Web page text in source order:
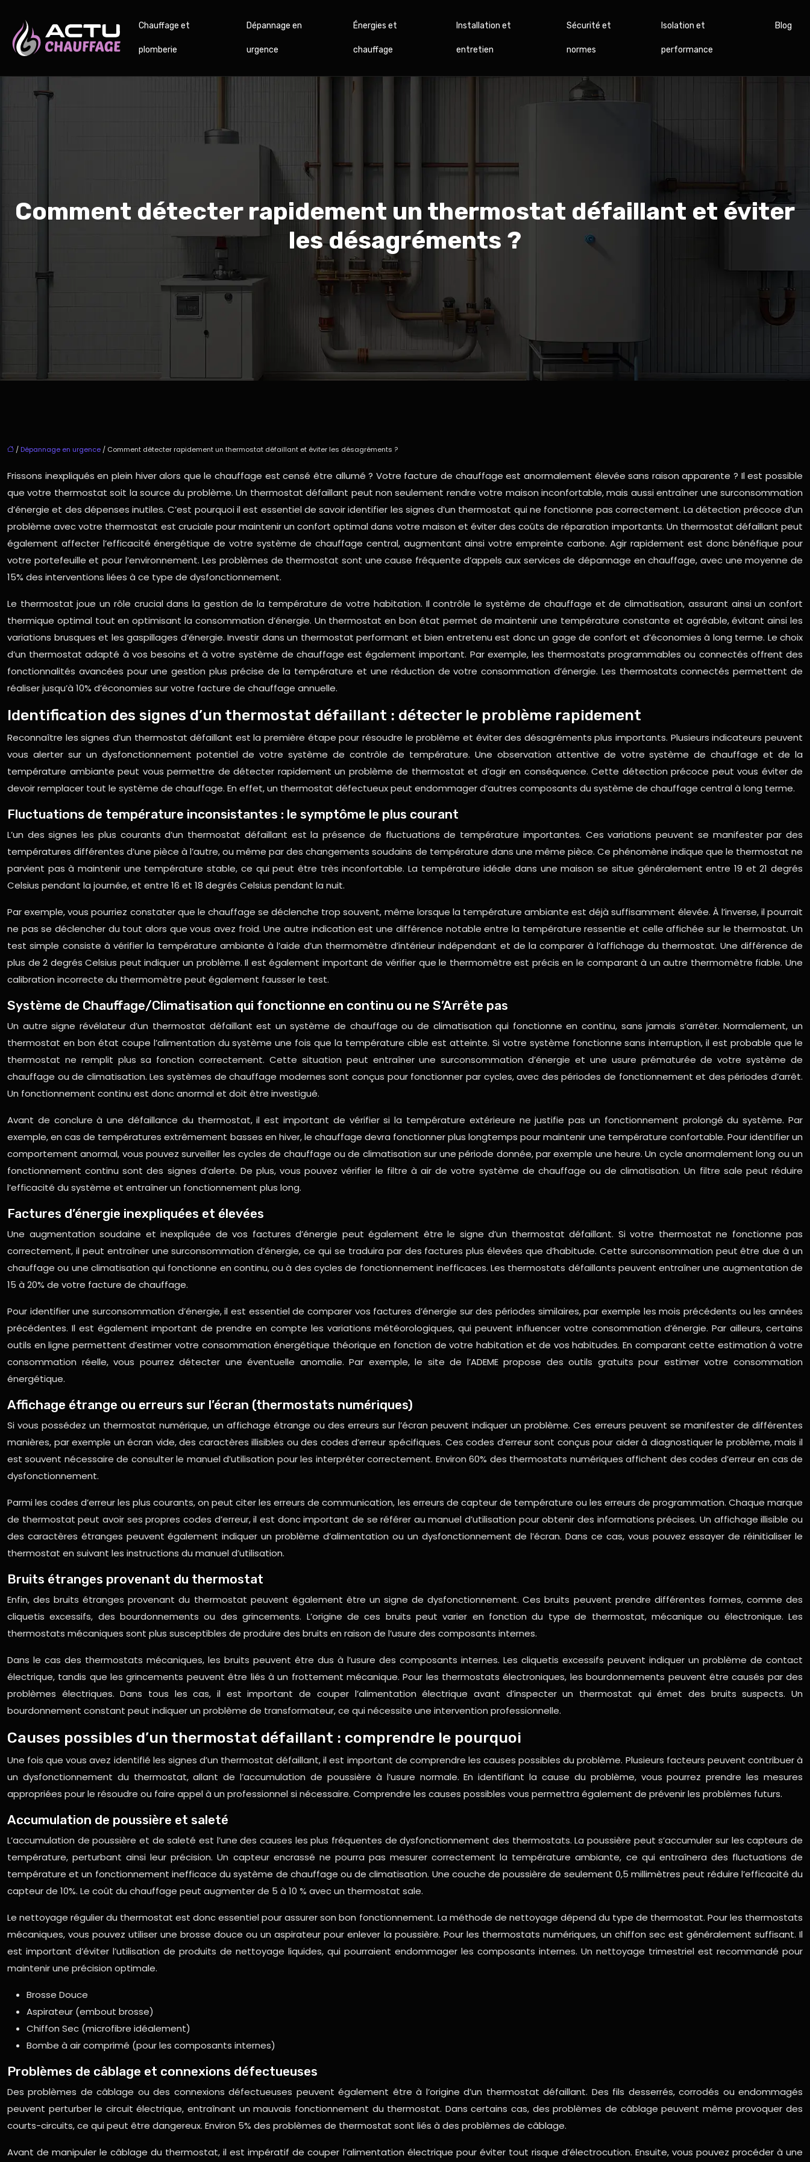
Chauffage et
plomberie
Dépannage en
urgence
Énergies et
chauffage
Installation et
entretien
Sécurité et
normes
Isolation et
performance
Blog
Comment détecter rapidement un thermostat défaillant et éviter
les désagréments ?
/ Dépannage en urgence / Comment détecter rapidement un thermostat défaillant et éviter les désagréments ?
Frissons inexpliqués en plein hiver alors que le chauffage est censé être allumé ? Votre facture de chauffage est anormalement élevée sans raison apparente ? Il est possible
que votre thermostat soit la source du problème. Un thermostat défaillant peut non seulement rendre votre maison inconfortable, mais aussi entraîner une surconsommation
d’énergie et des dépenses inutiles. C’est pourquoi il est essentiel de savoir identifier les signes d’un thermostat qui ne fonctionne pas correctement. La détection précoce d’un
problème avec votre thermostat est cruciale pour maintenir un confort optimal dans votre maison et éviter des coûts de réparation importants. Un thermostat défaillant peut
également affecter l’efficacité énergétique de votre système de chauffage central, augmentant ainsi votre empreinte carbone. Agir rapidement est donc bénéfique pour
votre portefeuille et pour l’environnement. Les problèmes de thermostat sont une cause fréquente d’appels aux services de dépannage en chauffage, avec une moyenne de
15% des interventions liées à ce type de dysfonctionnement.
Le thermostat joue un rôle crucial dans la gestion de la température de votre habitation. Il contrôle le système de chauffage et de climatisation, assurant ainsi un confort
thermique optimal tout en optimisant la consommation d’énergie. Un thermostat en bon état permet de maintenir une température constante et agréable, évitant ainsi les
variations brusques et les gaspillages d’énergie. Investir dans un thermostat performant et bien entretenu est donc un gage de confort et d’économies à long terme. Le choix
d’un thermostat adapté à vos besoins et à votre système de chauffage est également important. Par exemple, les thermostats programmables ou connectés offrent des
fonctionnalités avancées pour une gestion plus précise de la température et une réduction de votre consommation d’énergie. Les thermostats connectés permettent de
réaliser jusqu’à 10% d’économies sur votre facture de chauffage annuelle.
Identification des signes d’un thermostat défaillant : détecter le problème rapidement
Reconnaître les signes d’un thermostat défaillant est la première étape pour résoudre le problème et éviter des désagréments plus importants. Plusieurs indicateurs peuvent
vous alerter sur un dysfonctionnement potentiel de votre système de contrôle de température. Une observation attentive de votre système de chauffage et de la
température ambiante peut vous permettre de détecter rapidement un problème de thermostat et d’agir en conséquence. Cette détection précoce peut vous éviter de
devoir remplacer tout le système de chauffage. En effet, un thermostat défectueux peut endommager d’autres composants du système de chauffage central à long terme.
Fluctuations de température inconsistantes : le symptôme le plus courant
L’un des signes les plus courants d’un thermostat défaillant est la présence de fluctuations de température importantes. Ces variations peuvent se manifester par des
températures différentes d’une pièce à l’autre, ou même par des changements soudains de température dans une même pièce. Ce phénomène indique que le thermostat ne
parvient pas à maintenir une température stable, ce qui peut être très inconfortable. La température idéale dans une maison se situe généralement entre 19 et 21 degrés
Celsius pendant la journée, et entre 16 et 18 degrés Celsius pendant la nuit.
Par exemple, vous pourriez constater que le chauffage se déclenche trop souvent, même lorsque la température ambiante est déjà suffisamment élevée. À l’inverse, il pourrait
ne pas se déclencher du tout alors que vous avez froid. Une autre indication est une différence notable entre la température ressentie et celle affichée sur le thermostat. Un
test simple consiste à vérifier la température ambiante à l’aide d’un thermomètre d’intérieur indépendant et de la comparer à l’affichage du thermostat. Une différence de
plus de 2 degrés Celsius peut indiquer un problème. Il est également important de vérifier que le thermomètre est précis en le comparant à un autre thermomètre fiable. Une
calibration incorrecte du thermomètre peut également fausser le test.
Système de Chauffage/Climatisation qui fonctionne en continu ou ne S’Arrête pas
Un autre signe révélateur d’un thermostat défaillant est un système de chauffage ou de climatisation qui fonctionne en continu, sans jamais s’arrêter. Normalement, un
thermostat en bon état coupe l’alimentation du système une fois que la température cible est atteinte. Si votre système fonctionne sans interruption, il est probable que le
thermostat ne remplit plus sa fonction correctement. Cette situation peut entraîner une surconsommation d’énergie et une usure prématurée de votre système de
chauffage ou de climatisation. Les systèmes de chauffage modernes sont conçus pour fonctionner par cycles, avec des périodes de fonctionnement et des périodes d’arrêt.
Un fonctionnement continu est donc anormal et doit être investigué.
Avant de conclure à une défaillance du thermostat, il est important de vérifier si la température extérieure ne justifie pas un fonctionnement prolongé du système. Par
exemple, en cas de températures extrêmement basses en hiver, le chauffage devra fonctionner plus longtemps pour maintenir une température confortable. Pour identifier un
comportement anormal, vous pouvez surveiller les cycles de chauffage ou de climatisation sur une période donnée, par exemple une heure. Un cycle anormalement long ou un
fonctionnement continu sont des signes d’alerte. De plus, vous pouvez vérifier le filtre à air de votre système de chauffage ou de climatisation. Un filtre sale peut réduire
l’efficacité du système et entraîner un fonctionnement plus long.
Factures d’énergie inexpliquées et élevées
Une augmentation soudaine et inexpliquée de vos factures d’énergie peut également être le signe d’un thermostat défaillant. Si votre thermostat ne fonctionne pas
correctement, il peut entraîner une surconsommation d’énergie, ce qui se traduira par des factures plus élevées que d’habitude. Cette surconsommation peut être due à un
chauffage ou une climatisation qui fonctionne en continu, ou à des cycles de fonctionnement inefficaces. Les thermostats défaillants peuvent entraîner une augmentation de
15 à 20% de votre facture de chauffage.
Pour identifier une surconsommation d’énergie, il est essentiel de comparer vos factures d’énergie sur des périodes similaires, par exemple les mois précédents ou les années
précédentes. Il est également important de prendre en compte les variations météorologiques, qui peuvent influencer votre consommation d’énergie. Par ailleurs, certains
outils en ligne permettent d’estimer votre consommation énergétique théorique en fonction de votre habitation et de vos habitudes. En comparant cette estimation à votre
consommation réelle, vous pourrez détecter une éventuelle anomalie. Par exemple, le site de l’ADEME propose des outils gratuits pour estimer votre consommation
énergétique.
Affichage étrange ou erreurs sur l’écran (thermostats numériques)
Si vous possédez un thermostat numérique, un affichage étrange ou des erreurs sur l’écran peuvent indiquer un problème. Ces erreurs peuvent se manifester de différentes
manières, par exemple un écran vide, des caractères illisibles ou des codes d’erreur spécifiques. Ces codes d’erreur sont conçus pour aider à diagnostiquer le problème, mais il
est souvent nécessaire de consulter le manuel d’utilisation pour les interpréter correctement. Environ 60% des thermostats numériques affichent des codes d’erreur en cas de
dysfonctionnement.
Parmi les codes d’erreur les plus courants, on peut citer les erreurs de communication, les erreurs de capteur de température ou les erreurs de programmation. Chaque marque
de thermostat peut avoir ses propres codes d’erreur, il est donc important de se référer au manuel d’utilisation pour obtenir des informations précises. Un affichage illisible ou
des caractères étranges peuvent également indiquer un problème d’alimentation ou un dysfonctionnement de l’écran. Dans ce cas, vous pouvez essayer de réinitialiser le
thermostat en suivant les instructions du manuel d’utilisation.
Bruits étranges provenant du thermostat
Enfin, des bruits étranges provenant du thermostat peuvent également être un signe de dysfonctionnement. Ces bruits peuvent prendre différentes formes, comme des
cliquetis excessifs, des bourdonnements ou des grincements. L’origine de ces bruits peut varier en fonction du type de thermostat, mécanique ou électronique. Les
thermostats mécaniques sont plus susceptibles de produire des bruits en raison de l’usure des composants internes.
Dans le cas des thermostats mécaniques, les bruits peuvent être dus à l’usure des composants internes. Les cliquetis excessifs peuvent indiquer un problème de contact
électrique, tandis que les grincements peuvent être liés à un frottement mécanique. Pour les thermostats électroniques, les bourdonnements peuvent être causés par des
problèmes électriques. Dans tous les cas, il est important de couper l’alimentation électrique avant d’inspecter un thermostat qui émet des bruits suspects. Un
bourdonnement constant peut indiquer un problème de transformateur, ce qui nécessite une intervention professionnelle.
Causes possibles d’un thermostat défaillant : comprendre le pourquoi
Une fois que vous avez identifié les signes d’un thermostat défaillant, il est important de comprendre les causes possibles du problème. Plusieurs facteurs peuvent contribuer à
un dysfonctionnement du thermostat, allant de l’accumulation de poussière à l’usure normale. En identifiant la cause du problème, vous pourrez prendre les mesures
appropriées pour le résoudre ou faire appel à un professionnel si nécessaire. Comprendre les causes possibles vous permettra également de prévenir les problèmes futurs.
Accumulation de poussière et saleté
L’accumulation de poussière et de saleté est l’une des causes les plus fréquentes de dysfonctionnement des thermostats. La poussière peut s’accumuler sur les capteurs de
température, perturbant ainsi leur précision. Un capteur encrassé ne pourra pas mesurer correctement la température ambiante, ce qui entraînera des fluctuations de
température et un fonctionnement inefficace du système de chauffage ou de climatisation. Une couche de poussière de seulement 0,5 millimètres peut réduire l’efficacité du
capteur de 10%. Le coût du chauffage peut augmenter de 5 à 10 % avec un thermostat sale.
Le nettoyage régulier du thermostat est donc essentiel pour assurer son bon fonctionnement. La méthode de nettoyage dépend du type de thermostat. Pour les thermostats
mécaniques, vous pouvez utiliser une brosse douce ou un aspirateur pour enlever la poussière. Pour les thermostats numériques, un chiffon sec est généralement suffisant. Il
est important d’éviter l’utilisation de produits de nettoyage liquides, qui pourraient endommager les composants internes. Un nettoyage trimestriel est recommandé pour
maintenir une précision optimale.
Brosse Douce
Aspirateur (embout brosse)
Chiffon Sec (microfibre idéalement)
Bombe à air comprimé (pour les composants internes)
Problèmes de câblage et connexions défectueuses
Des problèmes de câblage ou des connexions défectueuses peuvent également être à l’origine d’un thermostat défaillant. Des fils desserrés, corrodés ou endommagés
peuvent perturber le circuit électrique, entraînant un mauvais fonctionnement du thermostat. Dans certains cas, des problèmes de câblage peuvent même provoquer des
courts-circuits, ce qui peut être dangereux. Environ 5% des problèmes de thermostat sont liés à des problèmes de câblage.
Avant de manipuler le câblage du thermostat, il est impératif de couper l’alimentation électrique pour éviter tout risque d’électrocution. Ensuite, vous pouvez procéder à une